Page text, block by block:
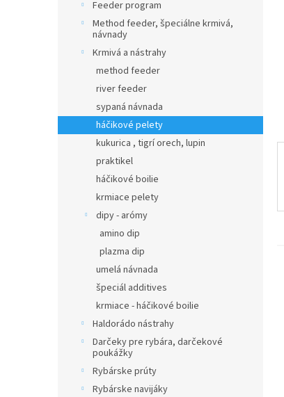
Feeder program
Method feeder, špeciálne krmivá,
návnady
Krmivá a nástrahy
method feeder
river feeder
sypaná návnada
háčikové pelety
kukurica , tigrí orech, lupin
praktikel
háčikové boilie
krmiace pelety
dipy - arómy
amino dip
plazma dip
umelá návnada
špeciál additives
krmiace - háčikové boilie
Haldorádo nástrahy
Darčeky pre rybára, darčekové
poukážky
Rybárske prúty
Rybárske navijáky